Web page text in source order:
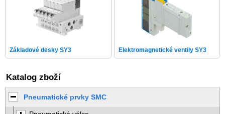
Základové desky SY3 Elektromagnetické ventily SY3
Katalog zboží
Pneumatické prvky SMC